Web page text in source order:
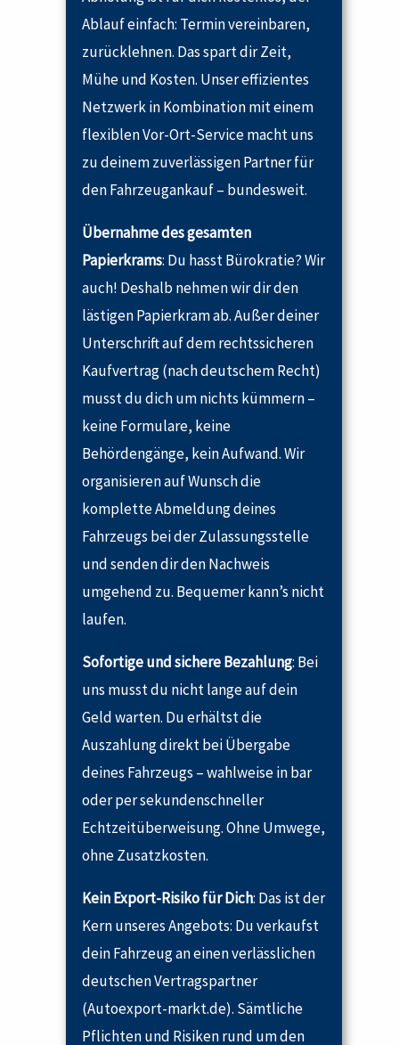
Ablauf einfach: Termin vereinbaren,
zurücklehnen. Das spart dir Zeit,
Mühe und Kosten. Unser effizientes
Netzwerk in Kombination mit einem
flexiblen Vor-Ort-Service macht uns
zu deinem zuverlässigen Partner für
den Fahrzeugankauf – bundesweit.
Übernahme des gesamten
Papierkrams: Du hasst Bürokratie? Wir
auch! Deshalb nehmen wir dir den
lästigen Papierkram ab. Außer deiner
Unterschrift auf dem rechtssicheren
Kaufvertrag (nach deutschem Recht)
musst du dich um nichts kümmern –
keine Formulare, keine
Behördengänge, kein Aufwand. Wir
organisieren auf Wunsch die
komplette Abmeldung deines
Fahrzeugs bei der Zulassungsstelle
und senden dir den Nachweis
umgehend zu. Bequemer kann’s nicht
laufen.
Sofortige und sichere Bezahlung: Bei
uns musst du nicht lange auf dein
Geld warten. Du erhältst die
Auszahlung direkt bei Übergabe
deines Fahrzeugs – wahlweise in bar
oder per sekundenschneller
Echtzeitüberweisung. Ohne Umwege,
ohne Zusatzkosten.
Kein Export-Risiko für Dich: Das ist der
Kern unseres Angebots: Du verkaufst
dein Fahrzeug an einen verlässlichen
deutschen Vertragspartner
(Autoexport-markt.de). Sämtliche
Pflichten und Risiken rund um den